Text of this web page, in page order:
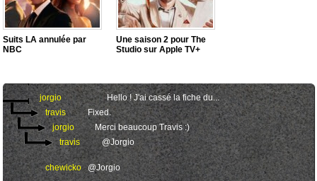
Suits LA annulée par
NBC
Une saison 2 pour The
Studio sur Apple TV+
12 REPONSES :
jorgio
Hello ! J'ai cassé la fiche du...
travis
Fixed.
jorgio
Merci beaucoup Travis :)
travis
@Jorgio
chewicko @Jorgio